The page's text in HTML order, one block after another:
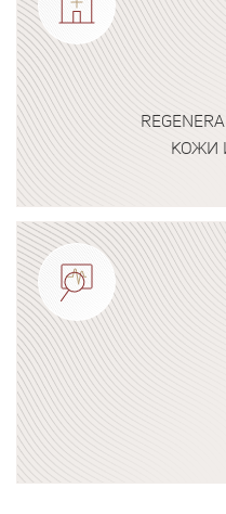
КОЖИ
Подробнее о программе